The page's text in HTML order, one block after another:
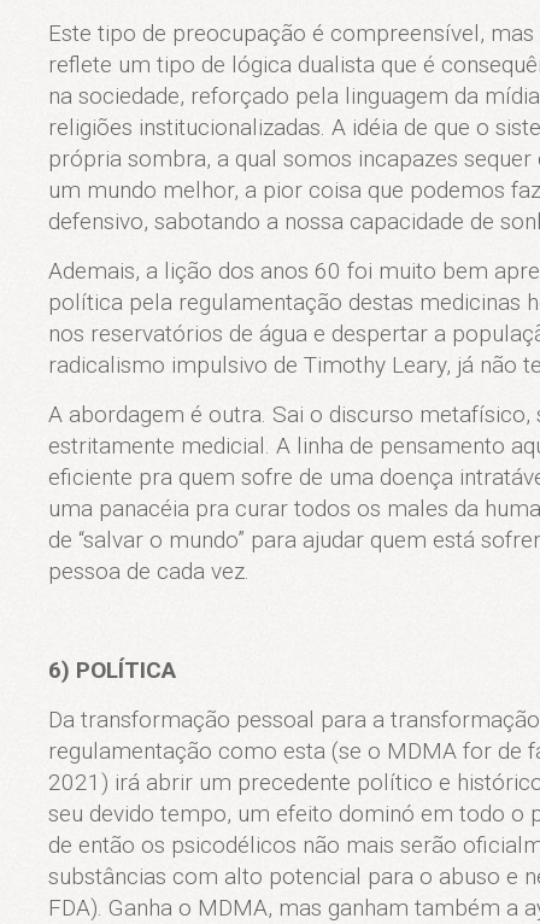
Este tipo de preocupação é compreensível,
reflete um tipo de lógica dualista que é
na sociedade, reforçado pela linguagem da
religiões institucionalizadas. A idéia de que o
própria sombra, a qual somos incapazes
um mundo melhor, a pior coisa que podemos
defensivo, sabotando a nossa capacidade de
Ademais, a lição dos anos 60 foi muito bem
política pela regulamentação destas medicinas
nos reservatórios de água e despertar a
radicalismo impulsivo de Timothy Leary, já não
A abordagem é outra. Sai o discurso
estritamente medicial. A linha de pensamento
eficiente pra quem sofre de uma doença
uma panacéia pra curar todos os males da
de “salvar o mundo” para ajudar quem está
pessoa de cada vez.
6) POLÍTICA
Da transformação pessoal para a
regulamentação como esta (se o MDMA for de
2021) irá abrir um precedente político e
seu devido tempo, um efeito dominó em todo o
de então os psicodélicos não mais serão
substâncias com alto potencial para o abuso e
FDA). Ganha o MDMA, mas ganham também a